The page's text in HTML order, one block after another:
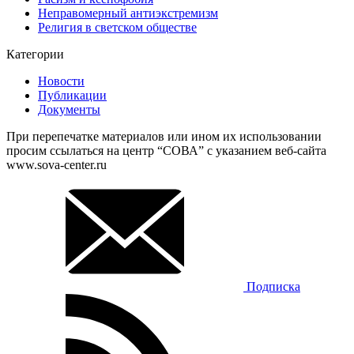
Неправомерный антиэкстремизм
Религия в светском обществе
Категории
Новости
Публикации
Документы
При перепечатке материалов или ином их использовании
просим ссылаться на центр “СОВА” с указанием веб-сайта
www.sova-center.ru
Подписка